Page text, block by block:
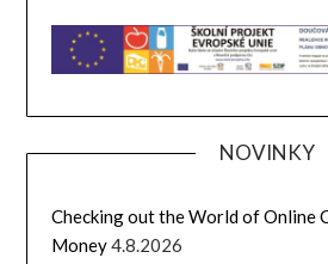
NOVINKY
Checking out the World of Online
Money4.8.2026